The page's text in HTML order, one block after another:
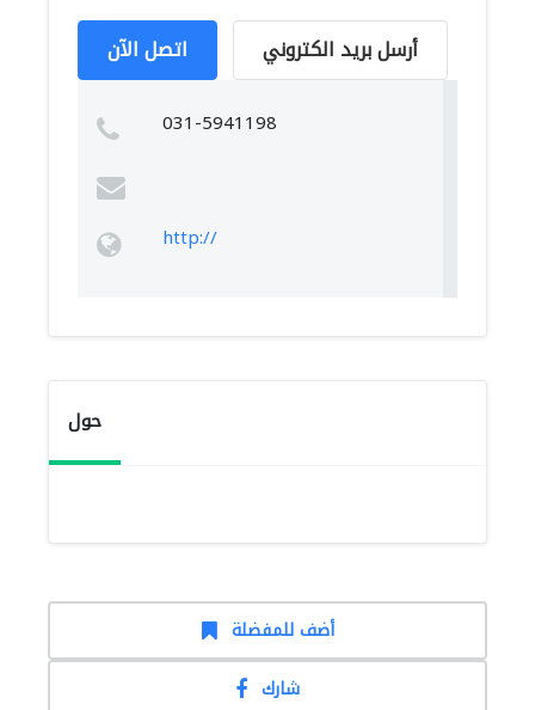
اتصل الآن أرسل بريد الكتروني
031-5941198
http://
حول
أضف للمفضلة
شارك